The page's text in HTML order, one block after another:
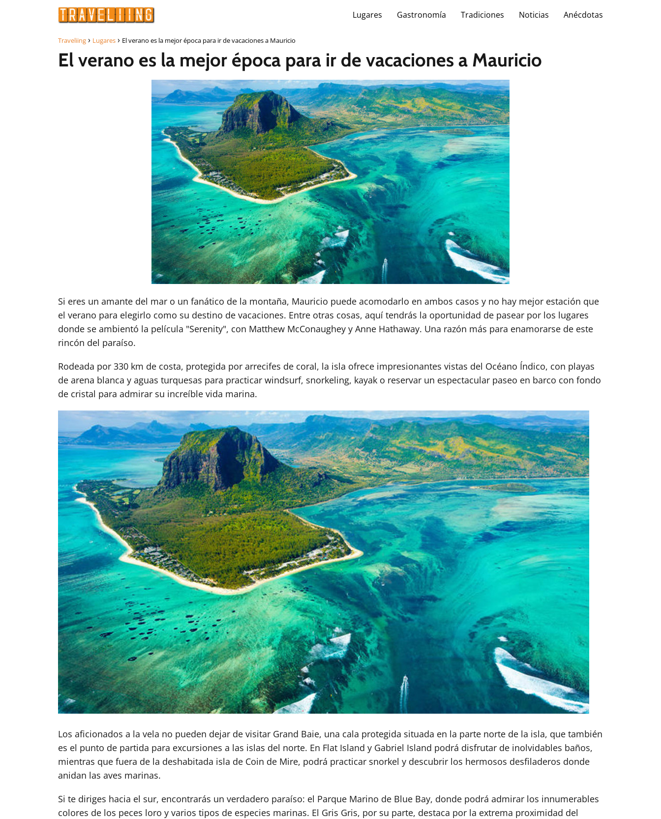
Lugares Gastronomía Tradiciones Noticias Anécdotas
Traveliing Lugares El verano es la mejor época para ir de vacaciones a Mauricio
El verano es la mejor época para ir de vacaciones a Mauricio
Si eres un amante del mar o un fanático de la montaña, Mauricio puede acomodarlo en ambos casos y no hay mejor estación que
el verano para elegirlo como su destino de vacaciones. Entre otras cosas, aquí tendrás la oportunidad de pasear por los lugares
donde se ambientó la película "Serenity", con Matthew McConaughey y Anne Hathaway. Una razón más para enamorarse de este
rincón del paraíso.
Rodeada por 330 km de costa, protegida por arrecifes de coral, la isla ofrece impresionantes vistas del Océano Índico, con playas
de arena blanca y aguas turquesas para practicar windsurf, snorkeling, kayak o reservar un espectacular paseo en barco con fondo
de cristal para admirar su increíble vida marina.
Los aficionados a la vela no pueden dejar de visitar Grand Baie, una cala protegida situada en la parte norte de la isla, que también
es el punto de partida para excursiones a las islas del norte. En Flat Island y Gabriel Island podrá disfrutar de inolvidables baños,
mientras que fuera de la deshabitada isla de Coin de Mire, podrá practicar snorkel y descubrir los hermosos desfiladeros donde
anidan las aves marinas.
Si te diriges hacia el sur, encontrarás un verdadero paraíso: el Parque Marino de Blue Bay, donde podrá admirar los innumerables
colores de los peces loro y varios tipos de especies marinas. El Gris Gris, por su parte, destaca por la extrema proximidad del